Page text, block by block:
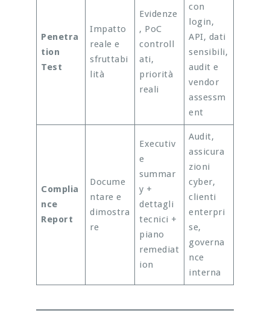
Penetra
tion
Test
Impatto
reale e
sfruttabi
lità
Evidenze
, PoC
controll
ati,
priorità
reali
con
login,
API, dati
sensibili,
audit e
vendor
assessm
ent
Complia
nce
Report
Docume
ntare e
dimostra
re
Executiv
e
summar
y +
dettagli
tecnici +
piano
remediat
ion
Audit,
assicura
zioni
cyber,
clienti
enterpri
se,
governa
nce
interna